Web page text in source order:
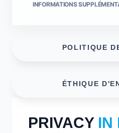
INFORMATIONS
POLITIQUE
ÉTHIQUE
PRIVACY IN